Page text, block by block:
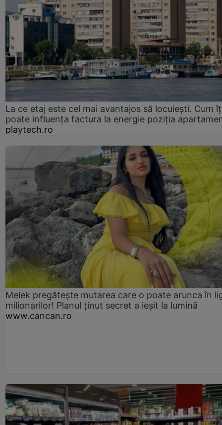
La ce etaj este cel mai avantajos să locuiești. Cum
poate influența factura la energie poziția
playtech.ro
Melek pregătește mutarea care o poate arunca în
milionarilor! Planul ținut secret a ieșit la lumină
www.cancan.ro